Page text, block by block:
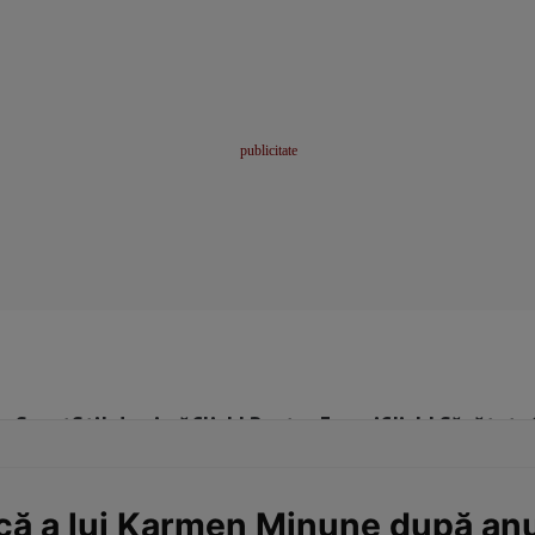
SportStil de viațăClick! Pentru FemeiClick! Sănătate
a lui Karmen Minune după